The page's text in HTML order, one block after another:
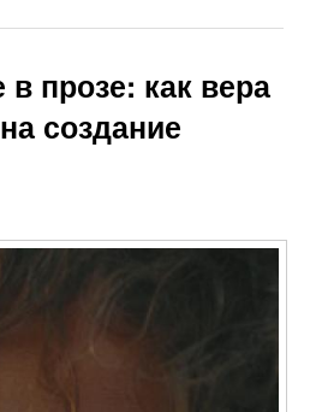
в прозе: как вера
создание